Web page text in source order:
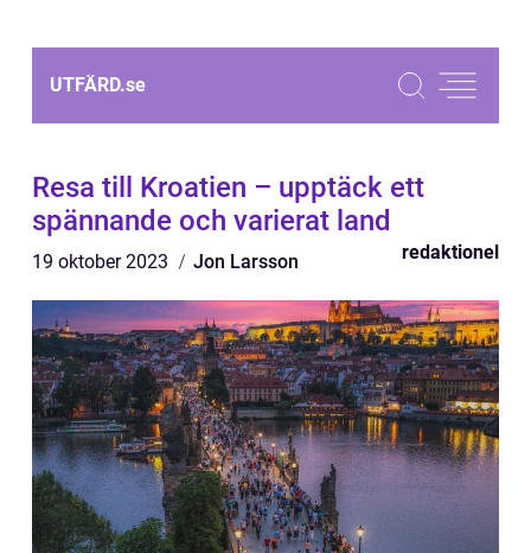
UTFÄRD.se
Resa till Kroatien – upptäck ett
spännande och varierat land
19 oktober 2023 Jon Larsson redaktionel